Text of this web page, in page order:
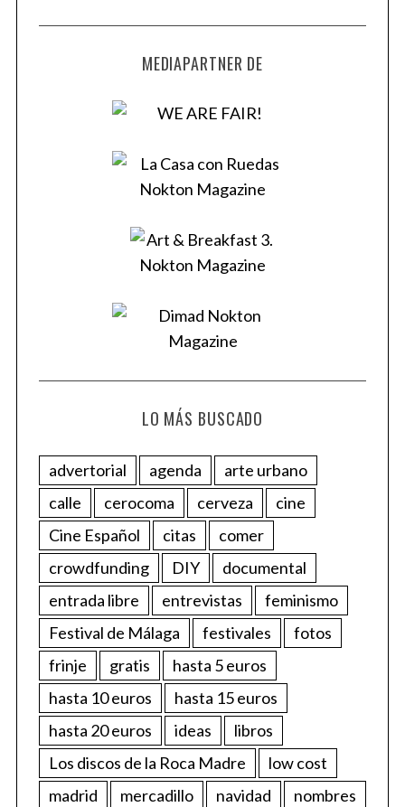
MEDIAPARTNER DE
LO MÁS BUSCADO
advertorial agenda
arte urbano
calle
cerocoma cerveza
cine
Cine Español
citas
comer
crowdfunding
DIY
documental
entrada libre
entrevistas
feminismo
Festival de Málaga
festivales
fotos
frinje
gratis
hasta 5 euros
hasta 10 euros
hasta 15 euros
hasta 20 euros
ideas
libros
Los discos de la Roca Madre
low cost
madrid
mercadillo navidad
nombres